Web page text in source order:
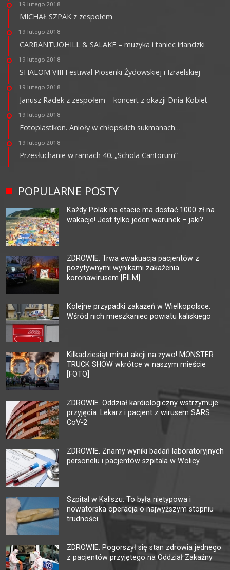
19 lutego 2018
MICHAŁ SZPAK z zespołem
19 lutego 2018
CARRANTUOHILL & SALAKE – muzyka i taniec irlandzki
19 lutego 2018
SHALOM VIII Festiwal Piosenki Żydowskiej i Izraelskiej
19 lutego 2018
Janusz Radek z zespołem – koncert z okazji Dnia Kobiet
19 lutego 2018
Fotoplastikon. Anioły w chłopskich sukmanach…
19 lutego 2018
Przesłuchanie w ramach 40. „Schola Cantorum”
POPULARNE POSTY
Każdy Polak na etacie ma dostać 1000 zł na
wakacje! Jest tylko jeden warunek – jaki?
ZDROWIE. Trwa ewakuacja pacjentów z
pozytywnymi wynikami zakażenia
koronawirusem [FILM]
Kolejne przypadki zakażeń w Wielkopolsce.
Wśród nich mieszkaniec powiatu kaliskiego
Kilkadziesiąt minut akcji na żywo! MONSTER
TRUCK SHOW wkrótce w naszym mieście
[FOTO]
ZDROWIE. Oddział kardiologiczny wstrzymuje
przyjęcia. Lekarz i pacjent z wirusem SARS
CoV-2
ZDROWIE. Znamy wyniki badań laboratoryjnych
personelu i pacjentów szpitala w Wolicy
Szpital w Kaliszu: To była nietypowa i
nowatorska operacja o najwyższym stopniu
trudności
ZDROWIE. Pogorszył się stan zdrowia jednego
z pacjentów przyjętego na Oddział Zakaźny